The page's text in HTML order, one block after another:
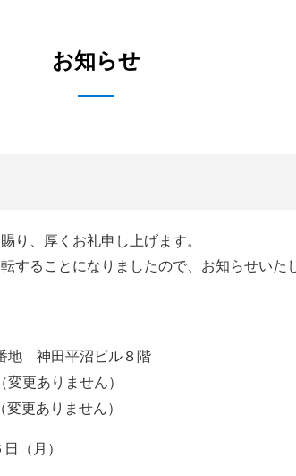
お知らせ
り、厚くお礼申し上げます。
ることになりましたので、お知らせいた
地 神田平沼ビル８階
更ありません）
更ありません）
（月）